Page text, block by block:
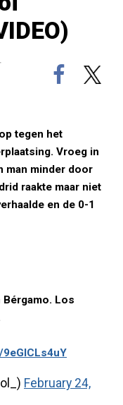
tegen het
Vroeg in
man minder door
raakte maar niet
en de 0-1
Bérgamo. Los
February 24,